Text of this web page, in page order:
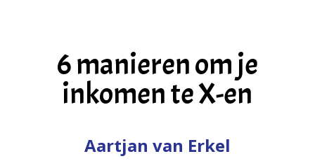
6 manieren om je
inkomen te X-en
Aartjan van Erkel